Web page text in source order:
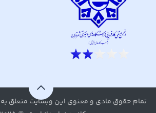
تمام حقوق مادی و معنوی این وبسایت متعلق به